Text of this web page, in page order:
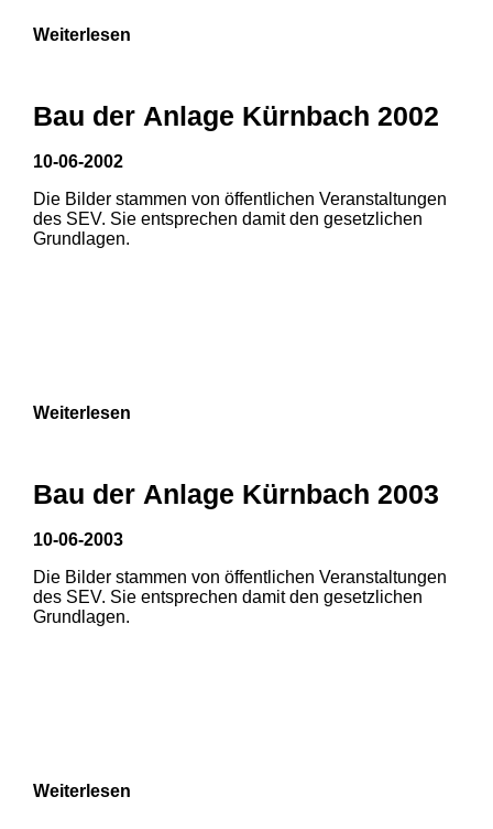
3
Weiterlesen
Bau der Anlage Kürnbach 2002
10-06-2002
Die Bilder stammen von öffentlichen Veranstaltungen
des SEV. Sie entsprechen damit den gesetzlichen
Grundlagen.
Weiterlesen
Bau der Anlage Kürnbach 2003
10-06-2003
Die Bilder stammen von öffentlichen Veranstaltungen
des SEV. Sie entsprechen damit den gesetzlichen
Grundlagen.
Weiterlesen